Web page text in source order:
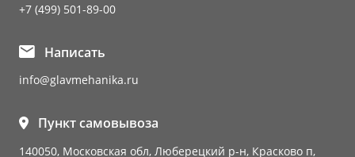
+7 (499) 501-89-00
Написать
info@glavmehanika.ru
Пункт самовывоза
140050, Московская обл, Люберецкий р-н, Красково п,